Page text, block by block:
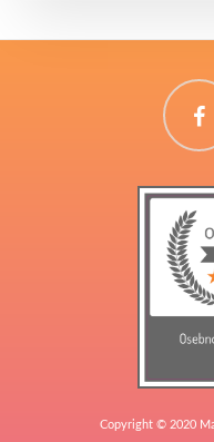
Copyright © 2020